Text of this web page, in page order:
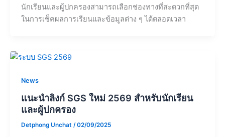
นักเรียนและผู้ปกครองสามารถเลือกช่องทางที่สะดวกที่สุด
ในการเช็คผลการเรียนและข้อมูลต่าง ๆ ได้ตลอดเวลา
News
แนะนำลิงก์ SGS ใหม่ 2569 สำหรับนักเรียน
และผู้ปกครอง
Detphong Unchat /02/09/2025